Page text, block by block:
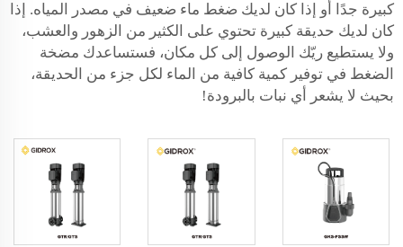
كبيرة جدًا أو إذا كان لديك ضغط ماء ضعيف في مصدر المياه. إذا
كان لديك حديقة كبيرة تحتوي على الكثير من الزهور والعشب،
ولا يستطيع ريّك الوصول إلى كل مكان، فستساعدك مضخة
الضغط في توفير كمية كافية من الماء لكل جزء من الحديقة،
بحيث لا يشعر أي نبات بالبرودة!